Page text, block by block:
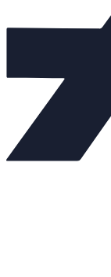
Задвижки
Клапаны
+